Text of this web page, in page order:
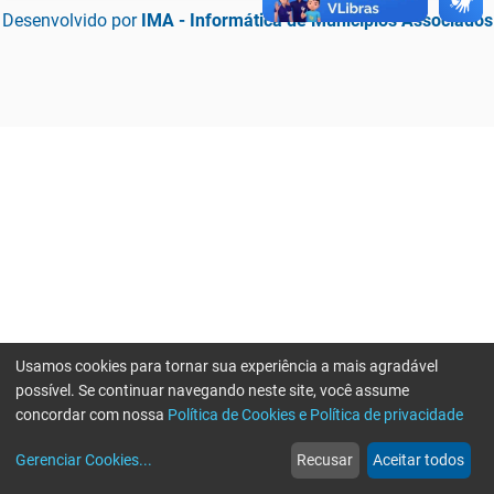
Desenvolvido por IMA - Informática de Municípios Associados
web
Notícias
more_horiz
Mais
Usamos cookies para tornar sua experiência a mais agradável
possível. Se continuar navegando neste site, você assume
concordar com nossa Política de Cookies e Política de privacidade
Gerenciar Cookies... Recusar Aceitar todos
Erro ao enviar informações, por favor tente novamente